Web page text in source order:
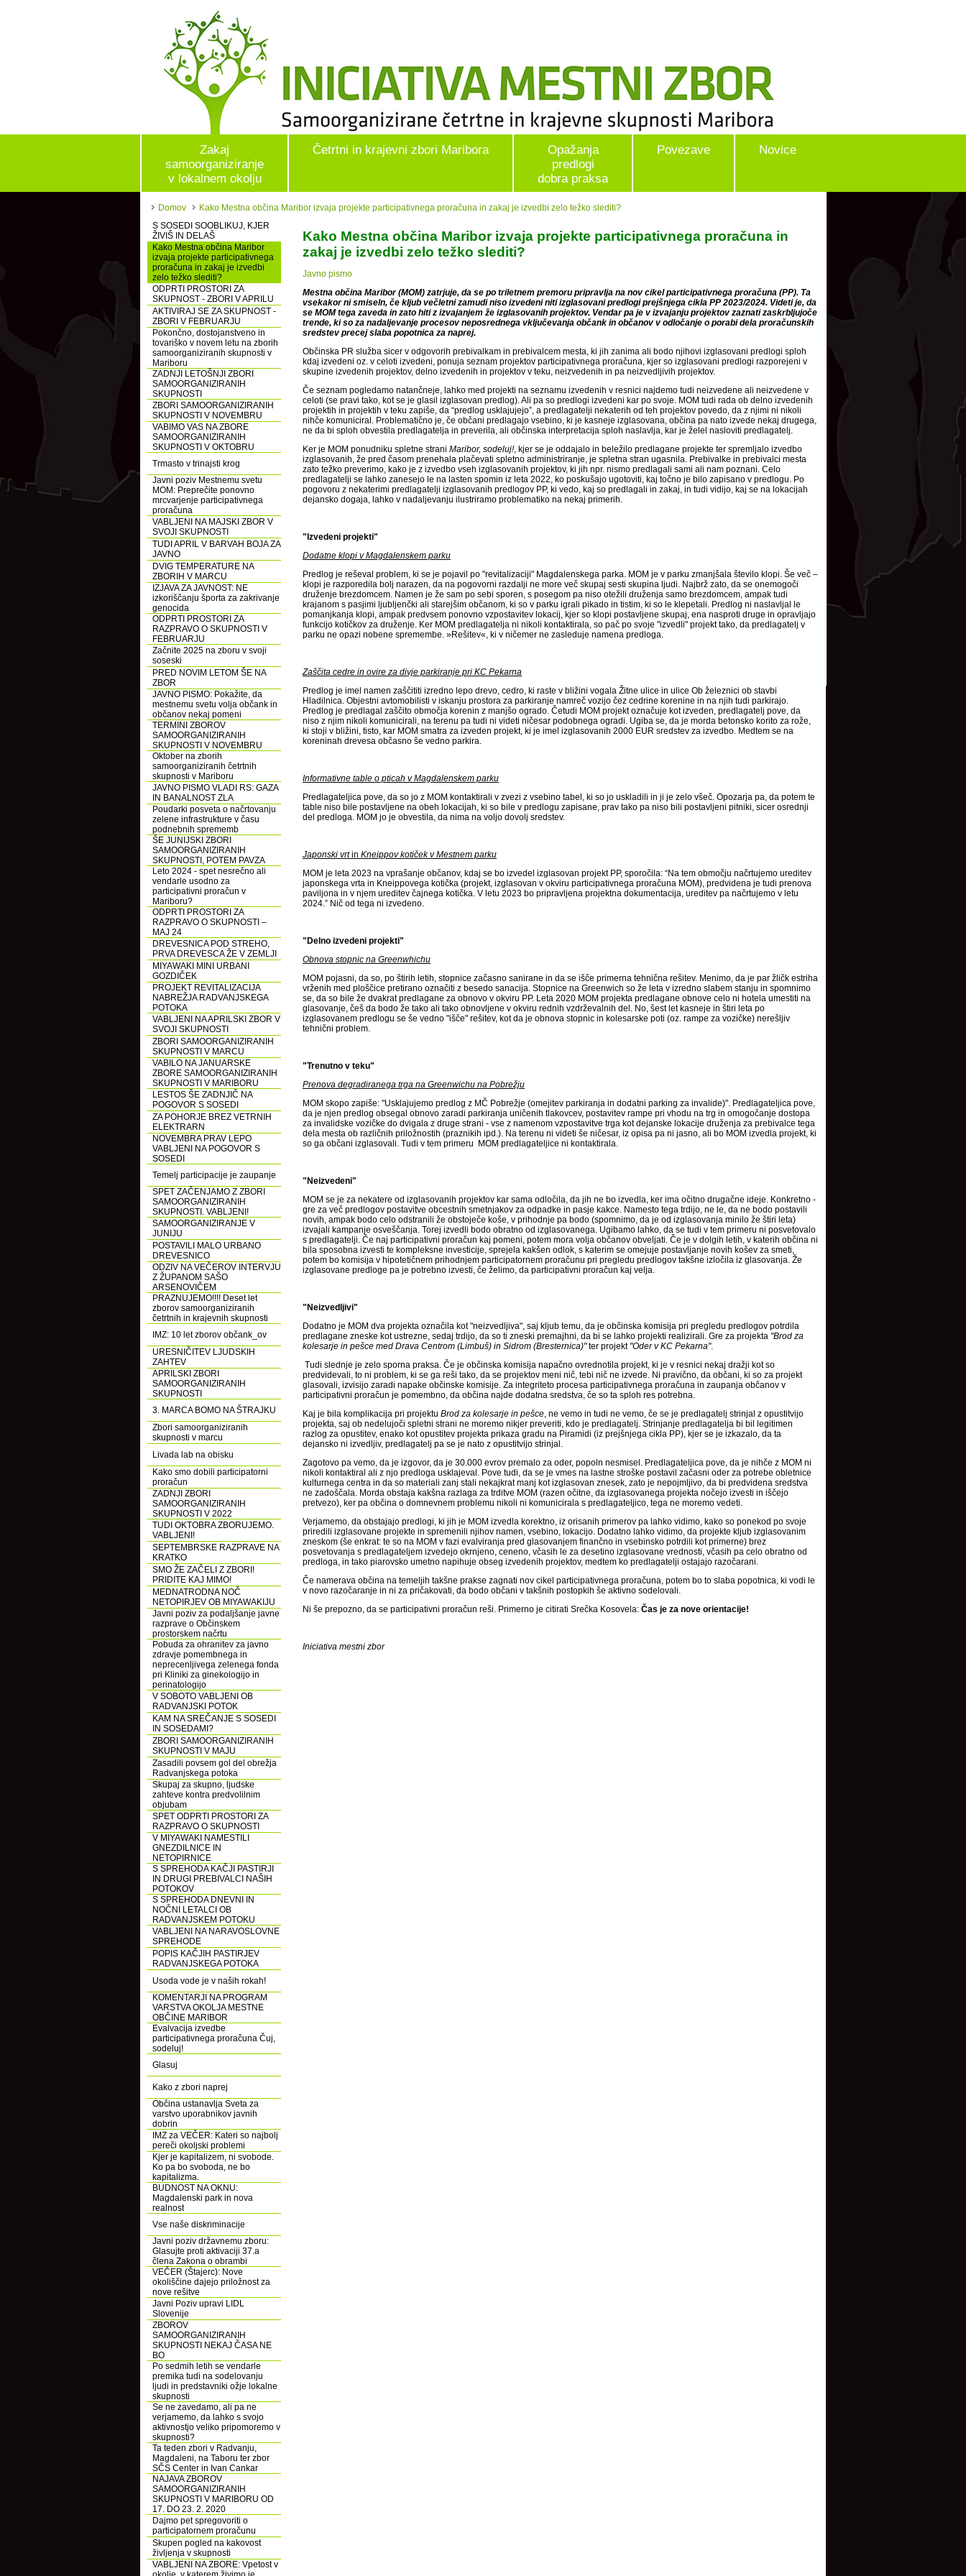
Zakaj
samoorganiziranje
v lokalnem okolju
Četrtni in krajevni zbori Maribora
Opažanja
predlogi
dobra praksa
Povezave Novice
Domov
Kako Mestna občina Maribor izvaja projekte participativnega proračuna in zakaj je izvedbi zelo težko slediti?
S SOSEDI SOOBLIKUJ, KJER
ŽIVIŠ IN DELAŠ
Kako Mestna občina Maribor
izvaja projekte participativnega
proračuna in zakaj je izvedbi
zelo težko slediti?
ODPRTI PROSTORI ZA
SKUPNOST - ZBORI V APRILU
AKTIVIRAJ SE ZA SKUPNOST -
ZBORI V FEBRUARJU
Pokončno, dostojanstveno in
tovariško v novem letu na zborih
samoorganiziranih skupnosti v
Mariboru
ZADNJI LETOŠNJI ZBORI
SAMOORGANIZIRANIH
SKUPNOSTI
ZBORI SAMOORGANIZIRANIH
SKUPNOSTI V NOVEMBRU
VABIMO VAS NA ZBORE
SAMOORGANIZIRANIH
SKUPNOSTI V OKTOBRU
Trmasto v trinajsti krog
Javni poziv Mestnemu svetu
MOM: Preprečite ponovno
mrcvarjenje participativnega
proračuna
VABLJENI NA MAJSKI ZBOR V
SVOJI SKUPNOSTI
TUDI APRIL V BARVAH BOJA ZA
JAVNO
DVIG TEMPERATURE NA
ZBORIH V MARCU
IZJAVA ZA JAVNOST: NE
izkoriščanju športa za zakrivanje
genocida
ODPRTI PROSTORI ZA
RAZPRAVO O SKUPNOSTI V
FEBRUARJU
Začnite 2025 na zboru v svoji
soseski
PRED NOVIM LETOM ŠE NA
ZBOR
JAVNO PISMO: Pokažite, da
mestnemu svetu volja občank in
občanov nekaj pomeni
TERMINI ZBOROV
SAMOORGANIZIRANIH
SKUPNOSTI V NOVEMBRU
Oktober na zborih
samoorganiziranih četrtnih
skupnosti v Mariboru
JAVNO PISMO VLADI RS: GAZA
IN BANALNOST ZLA
Poudarki posveta o načrtovanju
zelene infrastrukture v času
podnebnih sprememb
ŠE JUNIJSKI ZBORI
SAMOORGANIZIRANIH
SKUPNOSTI, POTEM PAVZA
Leto 2024 - spet nesrečno ali
vendarle usodno za
participativni proračun v
Mariboru?
ODPRTI PROSTORI ZA
RAZPRAVO O SKUPNOSTI –
MAJ 24
DREVESNICA POD STREHO,
PRVA DREVESCA ŽE V ZEMLJI
MIYAWAKI MINI URBANI
GOZDIČEK
PROJEKT REVITALIZACIJA
NABREŽJA RADVANJSKEGA
POTOKA
VABLJENI NA APRILSKI ZBOR V
SVOJI SKUPNOSTI
ZBORI SAMOORGANIZIRANIH
SKUPNOSTI V MARCU
VABILO NA JANUARSKE
ZBORE SAMOORGANIZIRANIH
SKUPNOSTI V MARIBORU
LESTOS ŠE ZADNJIČ NA
POGOVOR S SOSEDI
ZA POHORJE BREZ VETRNIH
ELEKTRARN
NOVEMBRA PRAV LEPO
VABLJENI NA POGOVOR S
SOSEDI
Temelj participacije je zaupanje
SPET ZAČENJAMO Z ZBORI
SAMOORGANIZIRANIH
SKUPNOSTI. VABLJENI!
SAMOORGANIZIRANJE V
JUNIJU
POSTAVILI MALO URBANO
DREVESNICO
ODZIV NA VEČEROV INTERVJU
Z ŽUPANOM SAŠO
ARSENOVIČEM
PRAZNUJEMO!!!! Deset let
zborov samoorganiziranih
četrtnih in krajevnih skupnosti
IMZ: 10 let zborov občank_ov
URESNIČITEV LJUDSKIH
ZAHTEV
APRILSKI ZBORI
SAMOORGANIZIRANIH
SKUPNOSTI
3. MARCA BOMO NA ŠTRAJKU
Zbori samoorganiziranih
skupnosti v marcu
Livada lab na obisku
Kako smo dobili participatorni
proračun
ZADNJI ZBORI
SAMOORGANIZIRANIH
SKUPNOSTI V 2022
TUDI OKTOBRA ZBORUJEMO.
VABLJENI!
SEPTEMBRSKE RAZPRAVE NA
KRATKO
SMO ŽE ZAČELI Z ZBORI!
PRIDITE KAJ MIMO!
MEDNATRODNA NOČ
NETOPIRJEV OB MIYAWAKIJU
Javni poziv za podaljšanje javne
razprave o Občinskem
prostorskem načrtu
Pobuda za ohranitev za javno
zdravje pomembnega in
neprecenljivega zelenega fonda
pri Kliniki za ginekologijo in
perinatologijo
V SOBOTO VABLJENI OB
RADVANJSKI POTOK
KAM NA SREČANJE S SOSEDI
IN SOSEDAMI?
ZBORI SAMOORGANIZIRANIH
SKUPNOSTI V MAJU
Zasadili povsem gol del obrežja
Radvanjskega potoka
Skupaj za skupno, ljudske
zahteve kontra predvolilnim
objubam
SPET ODPRTI PROSTORI ZA
RAZPRAVO O SKUPNOSTI
V MIYAWAKI NAMESTILI
GNEZDILNICE IN
NETOPIRNICE
S SPREHODA KAČJI PASTIRJI
IN DRUGI PREBIVALCI NAŠIH
POTOKOV
S SPREHODA DNEVNI IN
NOČNI LETALCI OB
RADVANJSKEM POTOKU
VABLJENI NA NARAVOSLOVNE
SPREHODE
POPIS KAČJIH PASTIRJEV
RADVANJSKEGA POTOKA
Usoda vode je v naših rokah!
KOMENTARJI NA PROGRAM
VARSTVA OKOLJA MESTNE
OBČINE MARIBOR
Evalvacija izvedbe
participativnega proračuna Čuj,
sodeluj!
Glasuj
Kako z zbori naprej
Občina ustanavlja Sveta za
varstvo uporabnikov javnih
dobrin
IMZ za VEČER: Kateri so najbolj
pereči okoljski problemi
Kjer je kapitalizem, ni svobode.
Ko pa bo svoboda, ne bo
kapitalizma.
BUDNOST NA OKNU:
Magdalenski park in nova
realnost
Vse naše diskriminacije
Javni poziv državnemu zboru:
Glasujte proti aktivaciji 37.a
člena Zakona o obrambi
VEČER (Štajerc): Nove
okoliščine dajejo priložnost za
nove rešitve
Javni Poziv upravi LIDL
Slovenije
ZBOROV
SAMOORGANIZIRANIH
SKUPNOSTI NEKAJ ČASA NE
BO
Po sedmih letih se vendarle
premika tudi na sodelovanju
ljudi in predstavniki ožje lokalne
skupnosti
Se ne zavedamo, ali pa ne
verjamemo, da lahko s svojo
aktivnostjo veliko pripomoremo v
skupnosti?
Ta teden zbori v Radvanju,
Magdaleni, na Taboru ter zbor
SČS Center in Ivan Cankar
NAJAVA ZBOROV
SAMOORGANIZIRANIH
SKUPNOSTI V MARIBORU OD
17. DO 23. 2. 2020
Dajmo pet spregovoriti o
participatornem proračunu
Skupen pogled na kakovost
življenja v skupnosti
VABLJENI NA ZBORE: Vpetost v
Kako Mestna občina Maribor izvaja projekte participativnega proračuna in
zakaj je izvedbi zelo težko slediti?
Javno pismo
Mestna občina Maribor (MOM) zatrjuje, da se po triletnem premoru pripravlja na nov cikel participativnega proračuna (PP). Ta
vsekakor ni smiseln, če kljub večletni zamudi niso izvedeni niti izglasovani predlogi prejšnjega cikla PP 2023/2024. Videti je, da
se MOM tega zaveda in zato hiti z izvajanjem že izglasovanih projektov. Vendar pa je v izvajanju projektov zaznati zaskrbljujoče
trende, ki so za nadaljevanje procesov neposrednega vključevanja občank in občanov v odločanje o porabi dela proračunskih
sredstev precej slaba popotnica za naprej.
Občinska PR služba sicer v odgovorih prebivalkam in prebivalcem mesta, ki jih zanima ali bodo njihovi izglasovani predlogi sploh
kdaj izvedeni oz. v celoti izvedeni, ponuja seznam projektov participativnega proračuna, kjer so izglasovani predlogi razporejeni v
skupine izvedenih projektov, delno izvedenih in projektov v teku, neizvedenih in pa neizvedljivih projektov.
Če seznam pogledamo natančneje, lahko med projekti na seznamu izvedenih v resnici najdemo tudi neizvedene ali neizvedene v
celoti (se pravi tako, kot se je glasil izglasovan predlog). Ali pa so predlogi izvedeni kar po svoje. MOM tudi rada ob delno izvedenih
projektih in projektih v teku zapiše, da “predlog usklajujejo”, a predlagatelji nekaterih od teh projektov povedo, da z njimi ni nikoli
nihče komuniciral. Problematično je, če občani predlagajo vsebino, ki je kasneje izglasovana, občina pa nato izvede nekaj drugega,
ne da bi sploh obvestila predlagatelja in preverila, ali občinska interpretacija sploh naslavlja, kar je želel nasloviti predlagatelj.
Ker je MOM ponudniku spletne strani Maribor, sodeluj!, kjer se je oddajalo in beležilo predlagane projekte ter spremljalo izvedbo
izglasovanih, že pred časom prenehala plačevati spletno administriranje, je spletna stran ugasnila. Prebivalke in prebivalci mesta
zato težko preverimo, kako je z izvedbo vseh izglasovanih projektov, ki jih npr. nismo predlagali sami ali nam poznani. Celo
predlagatelji se lahko zanesejo le na lasten spomin iz leta 2022, ko poskušajo ugotoviti, kaj točno je bilo zapisano v predlogu. Po
pogovoru z nekaterimi predlagatelji izglasovanih predlogov PP, ki vedo, kaj so predlagali in zakaj, in tudi vidijo, kaj se na lokacijah
dejansko dogaja, lahko v nadaljevanju ilustriramo problematiko na nekaj primerih.
"Izvedeni projekti"
Dodatne klopi v Magdalenskem parku
Predlog je reševal problem, ki se je pojavil po "revitalizaciji" Magdalenskega parka. MOM je v parku zmanjšala število klopi. Še več –
klopi je razporedila bolj narazen, da na pogovorni razdalji ne more več skupaj sesti skupina ljudi. Najbrž zato, da se onemogoči
druženje brezdomcem. Namen je že sam po sebi sporen, s posegom pa niso otežili druženja samo brezdomcem, ampak tudi
krajanom s pasjimi ljubljenčki ali starejšim občanom, ki so v parku igrali pikado in tistim, ki so le klepetali. Predlog ni naslavljal le
pomanjkanja klopi, ampak predvsem ponovno vzpostavitev lokacij, kjer so klopi postavljene skupaj, ena nasproti druge in opravljajo
funkcijo kotičkov za druženje. Ker MOM predlagatelja ni nikoli kontaktirala, so pač po svoje "izvedli" projekt tako, da predlagatelj v
parku ne opazi nobene spremembe. »Rešitev«, ki v ničemer ne zasleduje namena predloga.
Zaščita cedre in ovire za divje parkiranje pri KC Pekarna
Predlog je imel namen zaščititi izredno lepo drevo, cedro, ki raste v bližini vogala Žitne ulice in ulice Ob železnici ob stavbi
Hladilnica. Objestni avtomobilisti v iskanju prostora za parkiranje namreč vozijo čez cedrine korenine in na njih tudi parkirajo.
Predlog je predlagal zaščito območja korenin z manjšo ogrado. Četudi MOM projekt označuje kot izveden, predlagatelj pove, da
niso z njim nikoli komunicirali, na terenu pa tudi ni videti ničesar podobnega ogradi. Ugiba se, da je morda betonsko korito za rože,
ki stoji v bližini, tisto, kar MOM smatra za izveden projekt, ki je imel izglasovanih 2000 EUR sredstev za izvedbo. Medtem se na
koreninah drevesa občasno še vedno parkira.
Informativne table o pticah v Magdalenskem parku
Predlagateljica pove, da so jo z MOM kontaktirali v zvezi z vsebino tabel, ki so jo uskladili in ji je zelo všeč. Opozarja pa, da potem te
table niso bile postavljene na obeh lokacijah, ki so bile v predlogu zapisane, prav tako pa niso bili postavljeni pitniki, sicer osrednji
del predloga. MOM jo je obvestila, da nima na voljo dovolj sredstev.
Japonski vrtin Kneippov kotiček v Mestnem parku
MOM je leta 2023 na vprašanje občanov, kdaj se bo izvedel izglasovan projekt PP, sporočila: “Na tem območju načrtujemo ureditev
japonskega vrta in Kneippovega kotička (projekt, izglasovan v okviru participativnega proračuna MOM), predvidena je tudi prenova
paviljona in v njem ureditev čajnega kotička. V letu 2023 bo pripravljena projektna dokumentacija, ureditev pa načrtujemo v letu
2024.” Nič od tega ni izvedeno.
"Delno izvedeni projekti"
Obnova stopnic na Greenwhichu
MOM pojasni, da so, po štirih letih, stopnice začasno sanirane in da se išče primerna tehnična rešitev. Menimo, da je par žličk estriha
vrženih med ploščice pretirano označiti z besedo sanacija. Stopnice na Greenwich so že leta v izredno slabem stanju in spomnimo
se, da so bile že dvakrat predlagane za obnovo v okviru PP. Leta 2020 MOM projekta predlagane obnove celo ni hotela umestiti na
glasovanje, češ da bodo že tako ali tako obnovljene v okviru rednih vzdrževalnih del. No, šest let kasneje in štiri leta po
izglasovanem predlogu se še vedno "išče" rešitev, kot da je obnova stopnic in kolesarske poti (oz. rampe za vozičke) nerešljiv
tehnični problem.
"Trenutno v teku"
Prenova degradiranega trga na Greenwichu na Pobrežju
MOM skopo zapiše: "Usklajujemo predlog z MČ Pobrežje (omejitev parkiranja in dodatni parking za invalide)". Predlagateljica pove,
da je njen predlog obsegal obnovo zaradi parkiranja uničenih tlakovcev, postavitev rampe pri vhodu na trg in omogočanje dostopa
za invalidske vozičke do dvigala z druge strani - vse z namenom vzpostavitve trga kot dejanske lokacije druženja za prebivalce tega
dela mesta ob različnih priložnostih (praznikih ipd.). Na terenu ni videti še ničesar, iz opisa pa ni jasno, ali bo MOM izvedla projekt, ki
so ga občani izglasovali. Tudi v tem primeru MOM predlagateljice ni kontaktirala.
"Neizvedeni"
MOM se je za nekatere od izglasovanih projektov kar sama odločila, da jih ne bo izvedla, ker ima očitno drugačne ideje. Konkretno -
gre za več predlogov postavitve obcestnih smetnjakov za odpadke in pasje kakce. Namesto tega trdijo, ne le, da ne bodo postavili
novih, ampak bodo celo odstranili že obstoječe koše, v prihodnje pa bodo (spomnimo, da je od izglasovanja minilo že štiri leta)
izvajali kampanje osveščanja. Torej izvedli bodo obratno od izglasovanega. Ugibamo lahko, da se tudi v tem primeru ni posvetovalo
s predlagatelji. Če naj participativni proračun kaj pomeni, potem mora volja občanov obveljati. Če je v dolgih letih, v katerih občina ni
bila sposobna izvesti te kompleksne investicije, sprejela kakšen odlok, s katerim se omejuje postavljanje novih košev za smeti,
potem bo komisija v hipotetičnem prihodnjem participatornem proračunu pri pregledu predlogov takšne izločila iz glasovanja. Že
izglasovane predloge pa je potrebno izvesti, če želimo, da participativni proračun kaj velja.
"Neizvedljivi"
Dodatno je MOM dva projekta označila kot "neizvedljiva", saj kljub temu, da je občinska komisija pri pregledu predlogov potrdila
predlagane zneske kot ustrezne, sedaj trdijo, da so ti zneski premajhni, da bi se lahko projekti realizirali. Gre za projekta "Brod za
kolesarje in pešce med Drava Centrom (Limbuš) in Sidrom (Bresternica)"ter projekt "Oder v KC Pekarna".
Tudi slednje je zelo sporna praksa. Če je občinska komisija napačno ovrednotila projekt, ki je v resnici nekaj dražji kot so
predvidevali, to ni problem, ki se ga reši tako, da se projektov meni nič, tebi nič ne izvede. Ni pravično, da občani, ki so za projekt
glasovali, izvisijo zaradi napake občinske komisije. Za integriteto procesa participativnega proračuna in zaupanja občanov v
participativni proračun je pomembno, da občina najde dodatna sredstva, če so ta sploh res potrebna.
Kaj je bila komplikacija pri projektu Brod za kolesarje in pešce, ne vemo in tudi ne vemo, če se je predlagatelj strinjal z opustitvijo
projekta, saj ob nedelujoči spletni strani ne moremo nikjer preveriti, kdo je predlagatelj. Strinjanje predlagatelja bi bil legitimen
razlog za opustitev, enako kot opustitev projekta prikaza gradu na Piramidi (iz prejšnjega cikla PP), kjer se je izkazalo, da ta
dejansko ni izvedljiv, predlagatelj pa se je nato z opustitvijo strinjal.
Zagotovo pa vemo, da je izgovor, da je 30.000 evrov premalo za oder, popoln nesmisel. Predlagateljica pove, da je nihče z MOM ni
nikoli kontaktiral ali z njo predloga usklajeval. Pove tudi, da se je vmes na lastne stroške postavil začasni oder za potrebe obletnice
kulturnega centra in da so materiali zanj stali nekajkrat manj kot izglasovan znesek, zato je nepojmljivo, da bi predvidena sredstva
ne zadoščala. Morda obstaja kakšna razlaga za trditve MOM (razen očitne, da izglasovanega projekta nočejo izvesti in iščejo
pretvezo), ker pa občina o domnevnem problemu nikoli ni komunicirala s predlagateljico, tega ne moremo vedeti.
Verjamemo, da obstajajo predlogi, ki jih je MOM izvedla korektno, iz orisanih primerov pa lahko vidimo, kako so ponekod po svoje
priredili izglasovane projekte in spremenili njihov namen, vsebino, lokacijo. Dodatno lahko vidimo, da projekte kljub izglasovanim
zneskom (še enkrat: te so na MOM v fazi evalviranja pred glasovanjem finančno in vsebinsko potrdili kot primerne) brez
posvetovanja s predlagateljem izvedejo okrnjeno, ceneno, včasih le za desetino izglasovane vrednosti, včasih pa celo obratno od
predloga, in tako piarovsko umetno napihuje obseg izvedenih projektov, medtem ko predlagatelji ostajajo razočarani.
Če namerava občina na temeljih takšne prakse zagnati nov cikel participativnega proračuna, potem bo to slaba popotnica, ki vodi le
v novo razočaranje in ni za pričakovati, da bodo občani v takšnih postopkih še aktivno sodelovali.
Ni še prepozno, da se participativni proračun reši. Primerno je citirati Srečka Kosovela: Čas je za nove orientacije!
Iniciativa mestni zbor